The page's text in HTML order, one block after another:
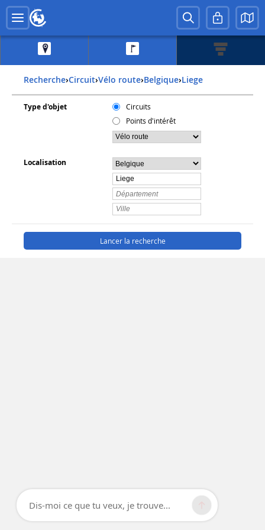
Recherche› Circuit› Vélo route› belgique› liege
Type d'objet
Circuits
Points d'intérêt
Localisation
Dis-moi ce que tu veux, je trouve...